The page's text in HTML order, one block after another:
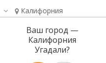
Калифорния
Ваш город —
Калифорния
Угадали?
В корзине 0 товар(ов)
на сумму 0 р.